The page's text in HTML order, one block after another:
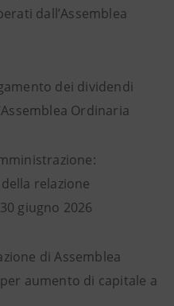
dall’Assemblea
dei dividendi
Ordinaria
relazione
giugno 2026
di Assemblea
aumento di capitale a